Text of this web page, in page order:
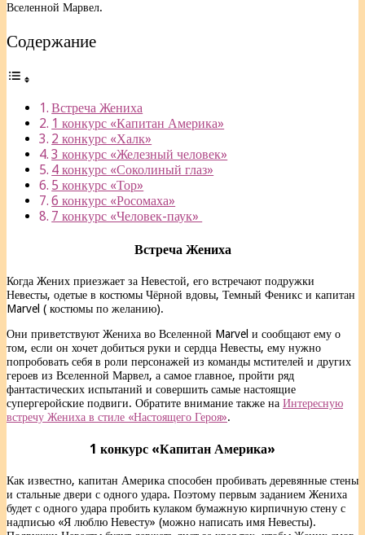
Вселенной Марвел.
Содержание
Встреча Жениха
1 конкурс «Капитан Америка»
2 конкурс «Халк»
3 конкурс «Железный человек»
4 конкурс «Соколиный глаз»
5 конкурс «Тор»
6 конкурс «Росомаха»
7 конкурс «Человек-паук»
Встреча Жениха
Когда Жених приезжает за Невестой, его встречают подружки
Невесты, одетые в костюмы Чёрной вдовы, Темный Феникс и капитан
Marvel ( костюмы по желанию).
Они приветствуют Жениха во Вселенной Marvel и сообщают ему о
том, если он хочет добиться руки и сердца Невесты, ему нужно
попробовать себя в роли персонажей из команды мстителей и других
героев из Вселенной Марвел, а самое главное, пройти ряд
фантастических испытаний и совершить самые настоящие
супергеройские подвиги. Обратите внимание также на Интересную
встречу Жениха в стиле «Настоящего Героя».
1 конкурс «Капитан Америка»
Как известно, капитан Америка способен пробивать деревянные стены
и стальные двери с одного удара. Поэтому первым заданием Жениха
будет с одного удара пробить кулаком бумажную кирпичную стену с
надписью «Я люблю Невесту» (можно написать имя Невесты).